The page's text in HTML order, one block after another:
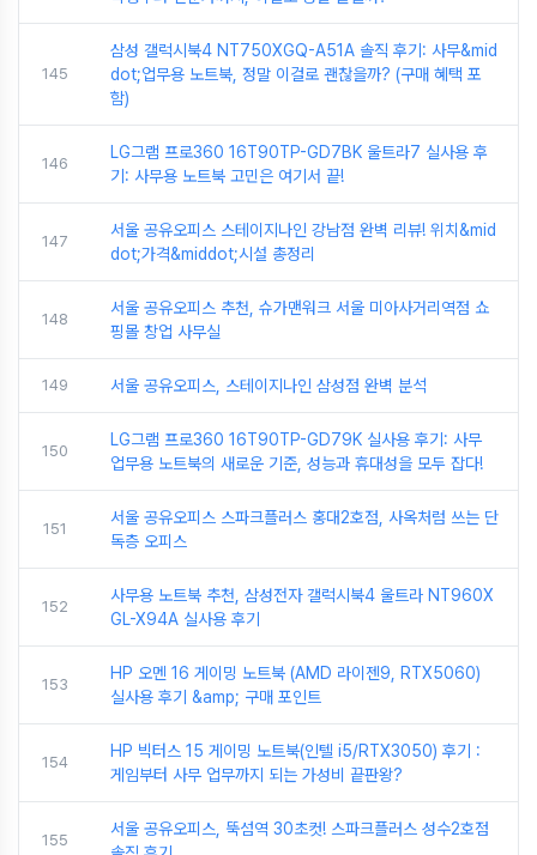
145
삼성 갤럭시북4 NT750XGQ-A51A 솔직 후기: 사무&mid
dot;업무용 노트북, 정말 이걸로 괜찮을까? (구매 혜택 포
함)
146
LG그램 프로360 16T90TP-GD7BK 울트라7 실사용 후
기: 사무용 노트북 고민은 여기서 끝!
147
서울 공유오피스 스테이지나인 강남점 완벽 리뷰! 위치&mid
dot;가격&middot;시설 총정리
148
서울 공유오피스 추천, 슈가맨워크 서울 미아사거리역점 쇼
핑몰 창업 사무실
149 서울 공유오피스, 스테이지나인 삼성점 완벽 분석
150
LG그램 프로360 16T90TP-GD79K 실사용 후기: 사무
업무용 노트북의 새로운 기준, 성능과 휴대성을 모두 잡다!
151
서울 공유오피스 스파크플러스 홍대2호점, 사옥처럼 쓰는 단
독층 오피스
152
사무용 노트북 추천, 삼성전자 갤럭시북4 울트라 NT960X
GL-X94A 실사용 후기
153
HP 오멘 16 게이밍 노트북 (AMD 라이젠9, RTX5060)
실사용 후기 &amp; 구매 포인트
154
HP 빅터스 15 게이밍 노트북(인텔 i5/RTX3050) 후기 :
게임부터 사무 업무까지 되는 가성비 끝판왕?
155
서울 공유오피스, 뚝섬역 30초컷! 스파크플러스 성수2호점